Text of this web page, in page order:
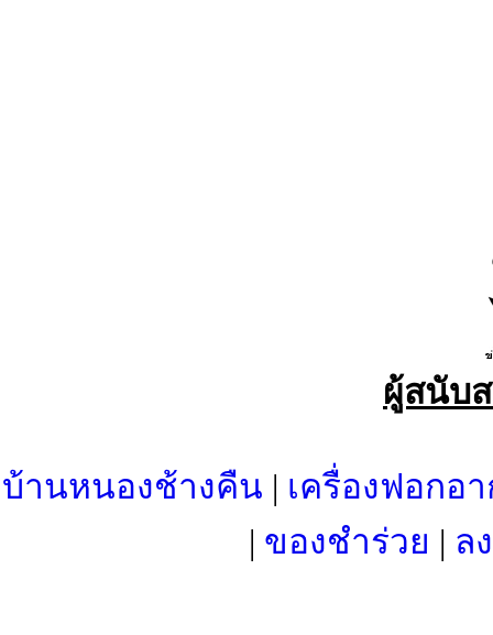
ผู้สนับ
บ้านหนองช้างคืน | เครื่องฟอกอ
| ของชำร่วย | ล